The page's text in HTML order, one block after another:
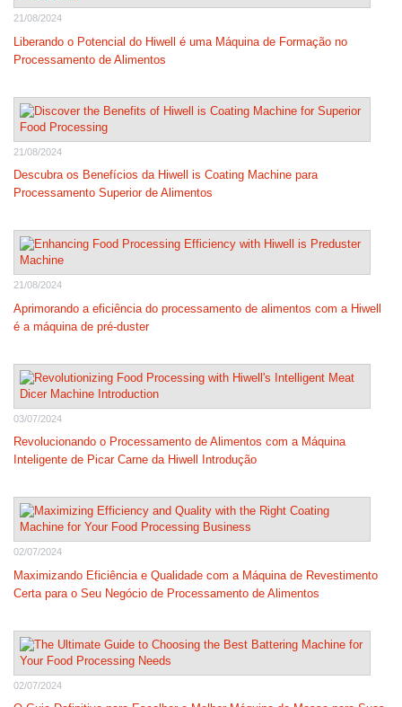
21/08/2024
Liberando o Potencial do Hiwell é uma Máquina de Formação no
Processamento de Alimentos
21/08/2024
Descubra os Benefícios da Hiwell is Coating Machine para
Processamento Superior de Alimentos
21/08/2024
Aprimorando a eficiência do processamento de alimentos com a Hiwell
é a máquina de pré-duster
03/07/2024
Revolucionando o Processamento de Alimentos com a Máquina
Inteligente de Picar Carne da Hiwell Introdução
02/07/2024
Maximizando Eficiência e Qualidade com a Máquina de Revestimento
Certa para o Seu Negócio de Processamento de Alimentos
02/07/2024